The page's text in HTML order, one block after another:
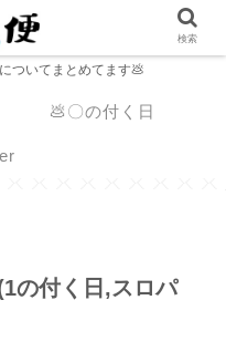
ついてまとめてます💩
💩〇の付く日
の付く日,スロパ
検索